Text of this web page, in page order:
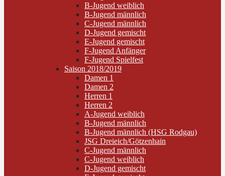
B-Jugend weiblich
B-Jugend männlich
C-Jugend männlich
D-Jugend gemischt
E-Jugend gemischt
F-Jugend Anfänger
F-Jugend Spielfest
Saison 2018/2019
Damen 1
Damen 2
Herren 1
Herren 2
A-Jugend weiblich
B-Jugend männlich
B-Jugend männlich (HSG Rodgau)
JSG Dreieich/Götzenhain
C-Jugend männlich
C-Jugend weiblich
D-Jugend gemischt